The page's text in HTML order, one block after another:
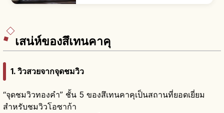
เสน่ห์ของสึเทนคาคุ
1. วิวสวยจากจุดชมวิว
“จุดชมวิวทองคำ” ชั้น 5 ของสึเทนคาคุเป็นสถานที่ยอดเยี่ยม
สำหรับชมวิวโอซาก้า